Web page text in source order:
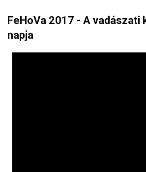
FeHoVa 2017 - A vadászati
napja